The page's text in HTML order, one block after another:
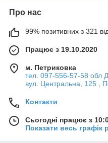
Про нас
99% позитивних з 321
Працює з 19.10.2020
м. Петриковка
тел. 097-556-57-58 обл
вул. Центральна, 125 ,
Контакти
Сьогодні працює з
Показати весь графік